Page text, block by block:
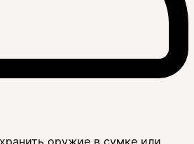
оружие в сумке или